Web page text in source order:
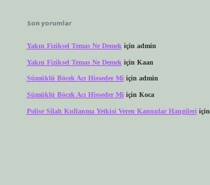
Son yorumlar
Yakın Fiziksel Temas Ne Demek için admin
Yakın Fiziksel Temas Ne Demek için Kaan
Sümüklü Böcek Acı Hisseder Miiçin admin
Sümüklü Böcek Acı Hisseder Mi için Koca
Polise Silah Kullanma Yetkisi Veren Kanunlar Hangileri için